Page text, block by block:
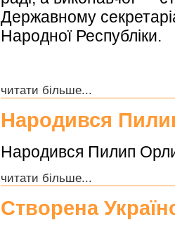
Державному
Народної Республіки.
читати більше...
Народився
Народився Пилип
читати більше...
Створена